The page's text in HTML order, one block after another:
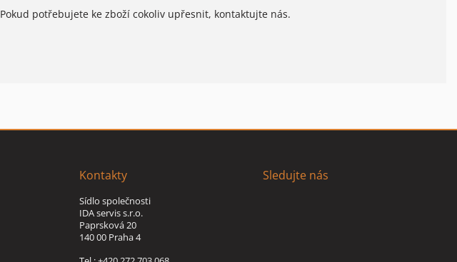
Pokud potřebujete ke zboží cokoliv upřesnit, kontaktujte nás.
Kontakty
Sídlo společnosti
IDA servis s.r.o.
Paprsková 20
140 00 Praha 4
Sledujte nás